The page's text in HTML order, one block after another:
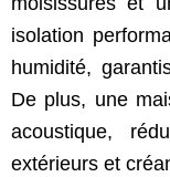
isolation
humidité,
De plus, une
acoustique,
extérieurs et